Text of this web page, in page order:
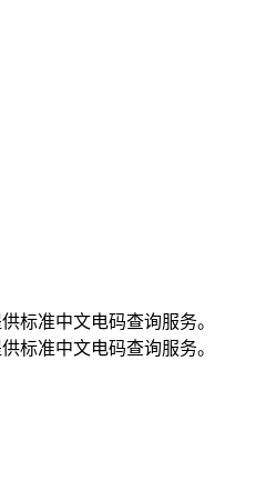
标准中文电码查询服务。
标准中文电码查询服务。